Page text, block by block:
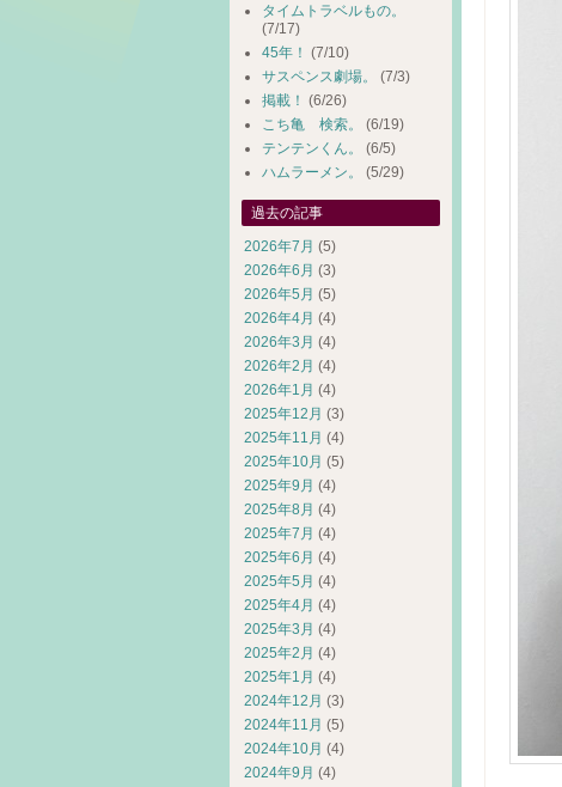
タイムトラベルもの。
(7/17)
45年！ (7/10)
サスペンス劇場。
(7/3)
掲載！ (6/26)
こち亀 検索。
(6/19)
テンテンくん。
(6/5)
ハムラーメン。
(5/29)
過去の記事
2026年7月 (5)
2026年6月 (3)
2026年5月 (5)
2026年4月 (4)
2026年3月 (4)
2026年2月 (4)
2026年1月 (4)
2025年12月 (3)
2025年11月 (4)
2025年10月 (5)
2025年9月 (4)
2025年8月 (4)
2025年7月 (4)
2025年6月 (4)
2025年5月 (4)
2025年4月 (4)
2025年3月 (4)
2025年2月 (4)
2025年1月 (4)
2024年12月 (3)
2024年11月 (5)
2024年10月 (4)
2024年9月 (4)